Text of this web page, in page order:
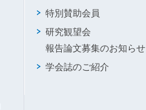
特別賛助会員
研究観望会
報告論文募集のお知らせ
学会誌のご紹介